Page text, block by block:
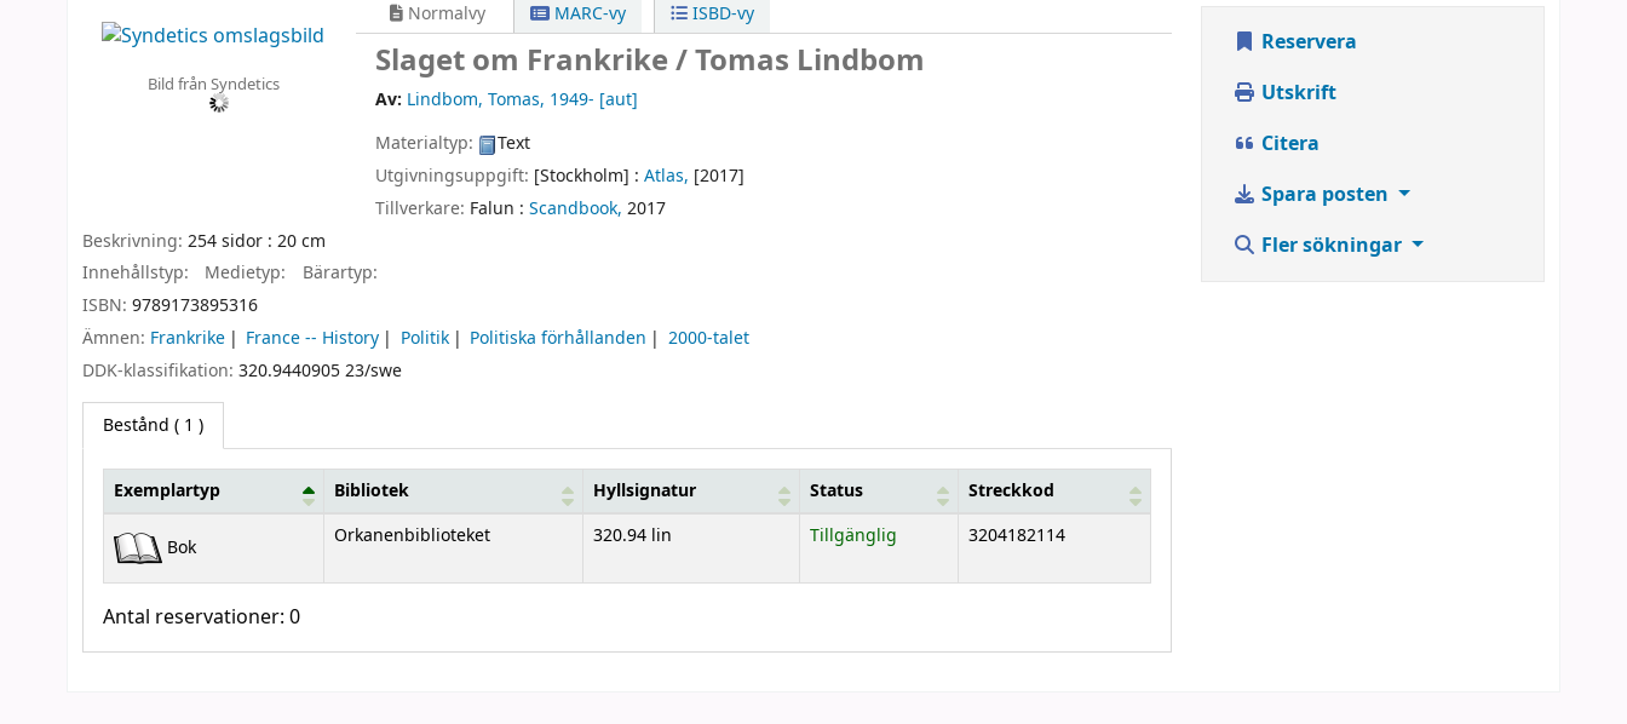
Bild från Syndetics
Normalvy MARC-vy ISBD-vy
Slaget om Frankrike /Tomas Lindbom
Av: Lindbom, Tomas, 1949- [aut]
Materialtyp:
Text
Utgivningsuppgift: [Stockholm] : Atlas, [2017]
Tillverkare: Falun : Scandbook, 2017
Beskrivning: 254 sidor : 20 cm
Innehållstyp:
Medietyp:
Bärartyp:
ISBN: 9789173895316
Ämnen: Frankrike France -- History Politik Politiska förhållanden
2000-talet
DDK-klassifikation: 320.9440905 23/swe
Bestånd ( 1 )
Exemplartyp Bibliotek Hyllsignatur Status Streckkod
Bok Orkanenbiblioteket 320.94 lin Tillgänglig 3204182114
Antal reservationer: 0
Reservera
Utskrift
Citera
Spara posten
Fler sökningar